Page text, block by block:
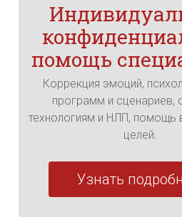
помощь
Коррекция эмоций,
программ и сценариев,
технологиям и НЛП, помощь
целей.
Узнать